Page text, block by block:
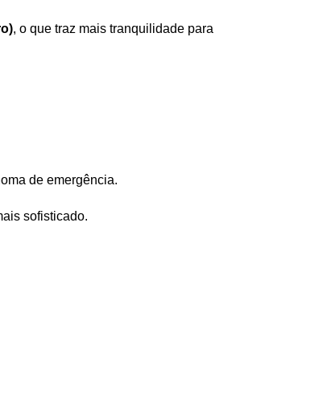
, o que traz mais tranquilidade para
de emergência.
sofisticado.